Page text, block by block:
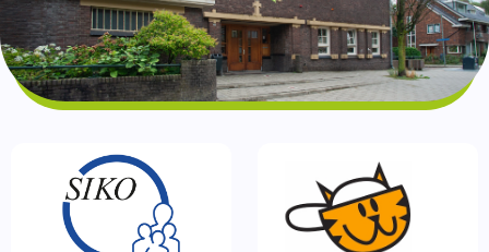
BSO
Routebeschrijving
Privacy